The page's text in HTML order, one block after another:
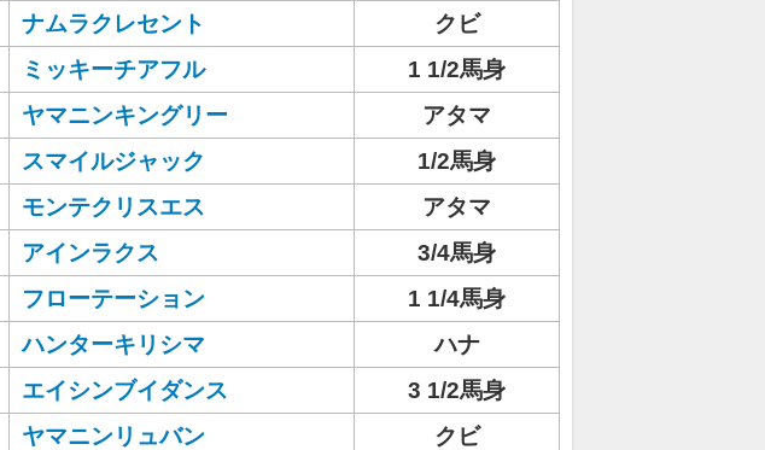
ナムラクレセント
クビ
ミッキーチアフル
1 1/2馬身
ヤマニンキングリー
アタマ
スマイルジャック
1/2馬身
モンテクリスエス
アタマ
アインラクス
3/4馬身
フローテーション
1 1/4馬身
ハンターキリシマ
ハナ
エイシンブイダンス
3 1/2馬身
ヤマニンリュバン
クビ